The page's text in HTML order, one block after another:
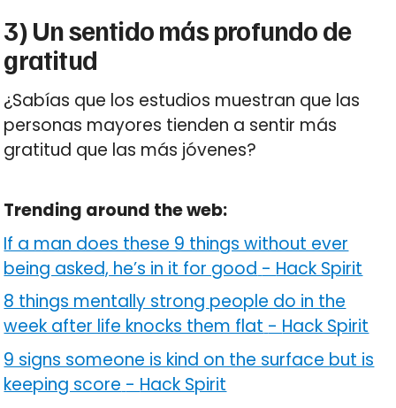
3) Un sentido más profundo de
gratitud
¿Sabías que los estudios muestran que las
personas mayores tienden a sentir más
gratitud que las más jóvenes?
Trending around the web:
If a man does these 9 things without ever
being asked, he’s in it for good - Hack Spirit
8 things mentally strong people do in the
week after life knocks them flat-Hack Spirit
9 signs someone is kind on the surface but is
keeping score - Hack Spirit